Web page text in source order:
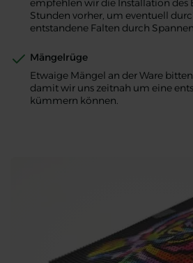
empfehlen wir die Installation des
Stunden vorher, um eventuell
entstandene Falten durch
Mängelrüge
Etwaige Mängel an der Ware
damit wir uns zeitnah um eine
kümmern können.